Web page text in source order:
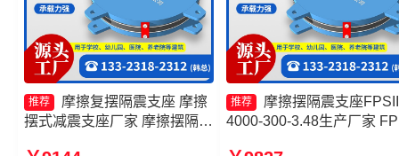
推荐
摩擦复摆隔震支座 摩擦
摆式减震支座厂家 摩擦摆隔震
推荐
摩擦摆隔震支座
4000-300-3.48生产厂家